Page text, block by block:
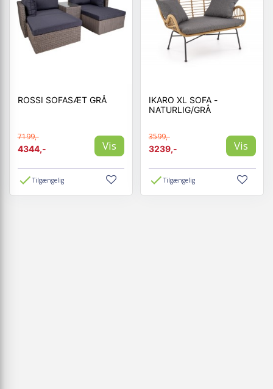
ROSSI SOFASÆT GRÅ
7199,-
4344,-
Vis
Tilgængelig
IKARO XL SOFA -
NATURLIG/GRÅ
3599,-
3239,-
Vis
Tilgængelig